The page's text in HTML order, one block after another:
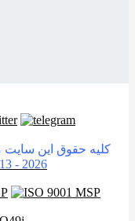
کلیه حقوق این
- 2026